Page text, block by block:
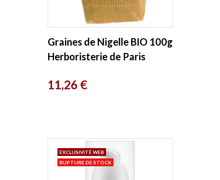
Graines de Nigelle BIO 100g
Herboristerie de Paris
Prix
11,26 €
EXCLUSIVITÉ WEB
RUPTURE DE STOCK